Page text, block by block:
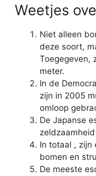
Weetjes
Niet alleen
deze soort,
Toegegeven,
meter.
In de
zijn in 2005
omloop
De Japanse
In totaal , zijn
bomen en
De meeste